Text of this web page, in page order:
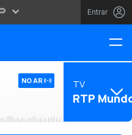
Entrar
NO AR TV
RTP